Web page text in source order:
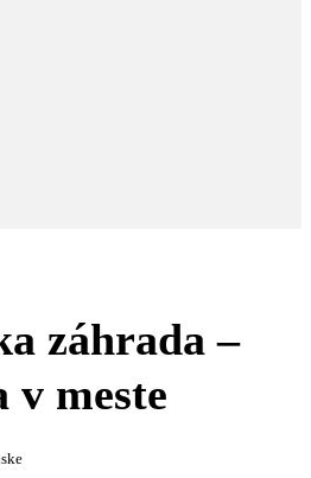
záhrada –
v meste